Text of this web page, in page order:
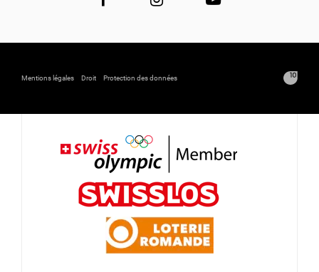
Mentions légales Droit Protection des données